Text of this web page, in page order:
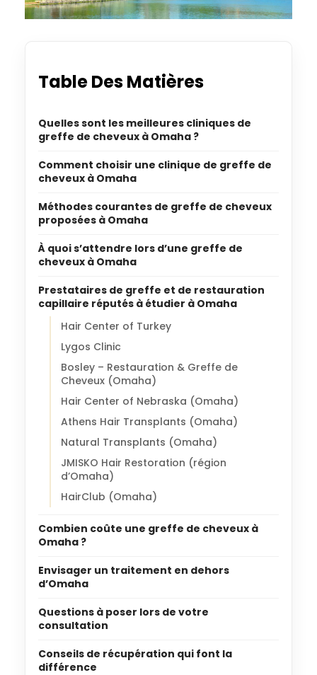
Table Des Matières
Quelles sont les meilleures cliniques de
greffe de cheveux à Omaha ?
Comment choisir une clinique de greffe de
cheveux à Omaha
Méthodes courantes de greffe de cheveux
proposées à Omaha
À quoi s’attendre lors d’une greffe de
cheveux à Omaha
Prestataires de greffe et de restauration
capillaire réputés à étudier à Omaha
Hair Center of Turkey
Lygos Clinic
Bosley – Restauration & Greffe de
Cheveux (Omaha)
Hair Center of Nebraska (Omaha)
Athens Hair Transplants (Omaha)
Natural Transplants (Omaha)
JMISKO Hair Restoration (région
d’Omaha)
HairClub (Omaha)
Combien coûte une greffe de cheveux à
Omaha ?
Envisager un traitement en dehors
d’Omaha
Questions à poser lors de votre
consultation
Conseils de récupération qui font la
différence